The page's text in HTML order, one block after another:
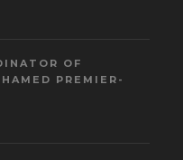
OF
PREMIER-